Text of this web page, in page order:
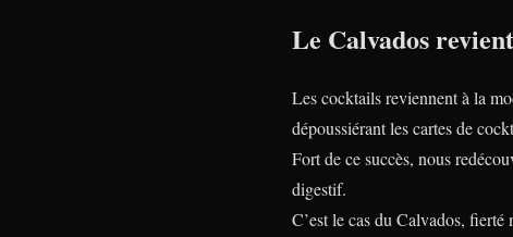
Le Calvados
Les cocktails reviennent à la
dépoussiérant les cartes de
Fort de ce succès, nous
digestif.
C’est le cas du Calvados,